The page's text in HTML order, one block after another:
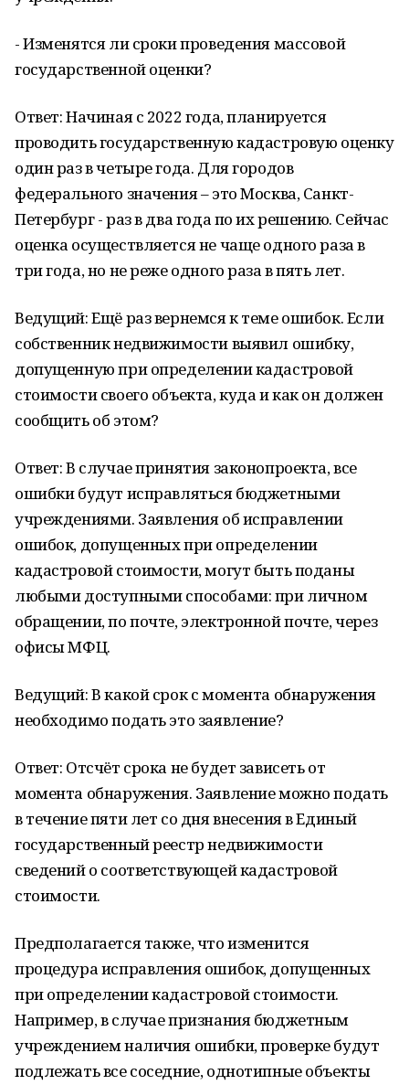
- Изменятся ли сроки проведения массовой
государственной оценки?
Ответ: Начиная с 2022 года, планируется
проводить государственную кадастровую оценку
один раз в четыре года. Для городов
федерального значения – это Москва, Санкт-
Петербург - раз в два года по их решению. Сейчас
оценка осуществляется не чаще одного раза в
три года, но не реже одного раза в пять лет.
Ведущий: Ещё раз вернемся к теме ошибок. Если
собственник недвижимости выявил ошибку,
допущенную при определении кадастровой
стоимости своего объекта, куда и как он должен
сообщить об этом?
Ответ: В случае принятия законопроекта, все
ошибки будут исправляться бюджетными
учреждениями. Заявления об исправлении
ошибок, допущенных при определении
кадастровой стоимости, могут быть поданы
любыми доступными способами: при личном
обращении, по почте, электронной почте, через
офисы МФЦ.
Ведущий: В какой срок с момента обнаружения
необходимо подать это заявление?
Ответ: Отсчёт срока не будет зависеть от
момента обнаружения. Заявление можно подать
в течение пяти лет со дня внесения в Единый
государственный реестр недвижимости
сведений о соответствующей кадастровой
стоимости.
Предполагается также, что изменится
процедура исправления ошибок, допущенных
при определении кадастровой стоимости.
Например, в случае признания бюджетным
учреждением наличия ошибки, проверке будут
подлежать все соседние, однотипные объекты